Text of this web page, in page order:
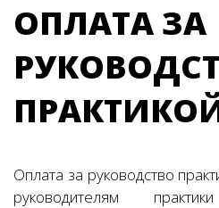
ОПЛАТА ЗА
Оплата за руководство
руководителям